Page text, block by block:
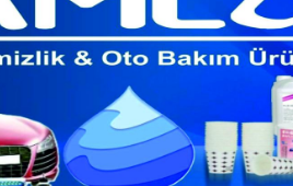
Rehberi ile Google ve Yapay Zeka
Öne Çıkın
Rehberi Hizmete Girdi
Yayın Hayatına Başladı | Hızlı ve